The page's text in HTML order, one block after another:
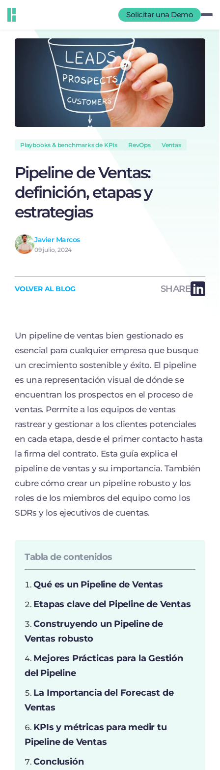
Solicitar una Demo
Playbooks & benchmarks de KPIs RevOps Ventas
Pipeline de Ventas:
definición, etapas y
estrategias
Javier Marcos
09 julio, 2024
VOLVER AL BLOG SHARE
Un pipeline de ventas bien gestionado es
esencial para cualquier empresa que busque
un crecimiento sostenible y éxito. El pipeline
es una representación visual de dónde se
encuentran los prospectos en el proceso de
ventas. Permite a los equipos de ventas
rastrear y gestionar a los clientes potenciales
en cada etapa, desde el primer contacto hasta
la firma del contrato. Esta guía explica el
pipeline de ventas y su importancia. También
cubre cómo crear un pipeline robusto y los
roles de los miembros del equipo como los
SDRs y los ejecutivos de cuentas.
Tabla de contenidos
Qué es un Pipeline de Ventas
Etapas clave del Pipeline de Ventas
Construyendo un Pipeline de
Ventas robusto
Mejores Prácticas para la Gestión
del Pipeline
La Importancia del Forecast de
Ventas
KPIs y métricas para medir tu
Pipeline de Ventas
Conclusión